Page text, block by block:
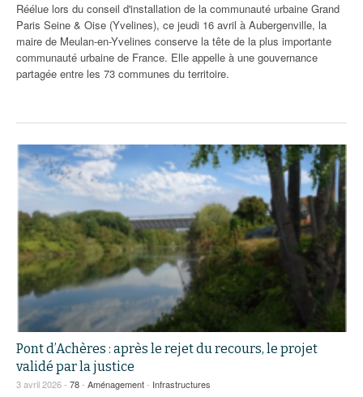
Réélue lors du conseil d'installation de la communauté urbaine Grand
Paris Seine & Oise (Yvelines), ce jeudi 16 avril à Aubergenville, la
maire de Meulan-en-Yvelines conserve la tête de la plus importante
communauté urbaine de France. Elle appelle à une gouvernance
partagée entre les 73 communes du territoire.
Pont d’Achères : après le rejet du recours, le projet
validé par la justice
3 avril 2026 - 78- Aménagement- Infrastructures